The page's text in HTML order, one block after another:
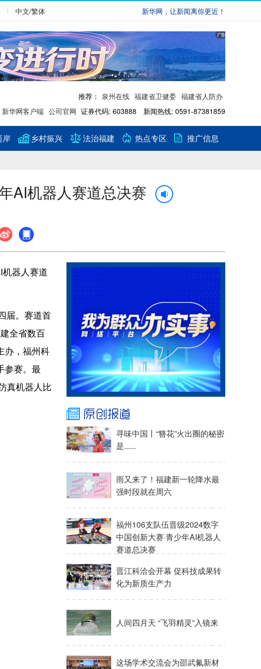
中文/繁体 新华网，让新闻离你更近！
推荐： 泉州在线 福建省卫健委 福建省人防办
新华网客户端 公司官网 证券代码: 603888 新闻热线: 0591-87381859
岸 乡村振兴 法治福建 热点专区
推广信息
AI机器人赛道总决赛
器人赛道
届。赛道首
全省数百
办，福州科
参赛。最
真机器人比
寻味中国丨“簪花”火出圈的秘密
是......
雨又来了！福建新一轮降水最
强时段就在周六
福州106支队伍晋级2024数字
中国创新大赛·青少年AI机器人
赛道总决赛
晋江科洽会开幕 促科技成果转
化为新质生产力
人间四月天 “飞羽精灵”入镜来
这场学术交流会为邵武氟新材